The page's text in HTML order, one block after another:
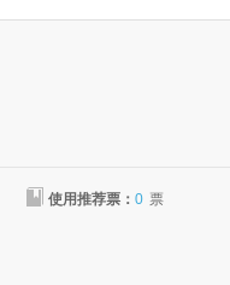
使用推荐票：0 票